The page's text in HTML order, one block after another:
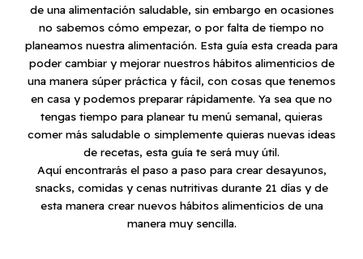
de una alimentación saludable, sin embargo en ocasiones
no sabemos cómo empezar, o por falta de tiempo no
planeamos nuestra alimentación. Esta guía esta creada para
poder cambiar y mejorar nuestros hábitos alimenticios de
una manera súper práctica y fácil, con cosas que tenemos
en casa y podemos preparar rápidamente. Ya sea que no
tengas tiempo para planear tu menú semanal, quieras
comer más saludable o simplemente quieras nuevas ideas
de recetas, esta guía te será muy útil.
Aquí encontrarás el paso a paso para crear desayunos,
snacks, comidas y cenas nutritivas durante 21 días y de
esta manera crear nuevos hábitos alimenticios de una
manera muy sencilla.